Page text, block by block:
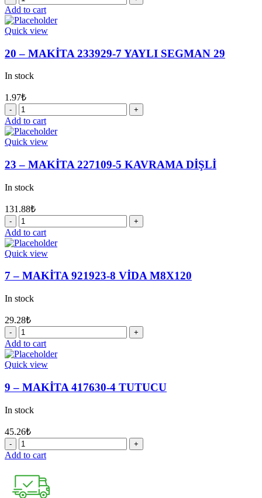
-
MAKİTA
233401-
YAY
quantity
Add to cart
Quick view
20 – MAKİTA 233929-7 YAYLI SEGMAN 29
In stock
1.97₺
20
-
MAKİTA
233929-
YAYLI
SEGMAN
quantity
Add to cart
Quick view
23 – MAKİTA 227109-5 KAVRAMA DİŞLİ
In stock
131.88₺
23
-
MAKİTA
227109-
KAVRAMA
DİŞLİ
quantity
Add to cart
Quick view
7 – MAKİTA 921923-8 VİDA M8X120
In stock
29.28₺
7
-
MAKİTA
921923-
VİDA
M8X120
Add to cart
Quick view
9 – MAKİTA 417630-4 TUTUCU
In stock
45.26₺
9
-
417630-
TUTUCU
Add to cart